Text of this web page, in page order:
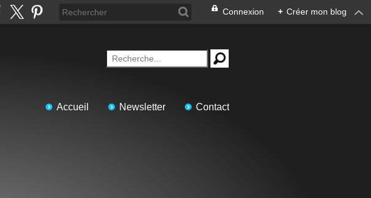
Connexion + Créer mon blog
Accueil Newsletter Contact